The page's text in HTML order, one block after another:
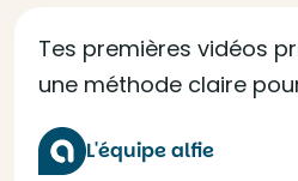
Tes premières vidéos
une méthode claire
L'équipe alfie